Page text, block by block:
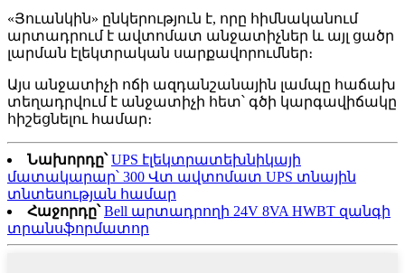
«Յուանկին» ընկերություն է, որը հիմնականում
արտադրում է ավտոմատ անջատիչներ և այլ ցածր
լարման էլեկտրական սարքավորումներ։
Այս անջատիչի ոճի ազդանշանային լամպը հաճախ
տեղադրվում է անջատիչի հետ՝ գծի կարգավիճակը
հիշեցնելու համար։
Նախորդը՝ UPS էլեկտրատեխնիկայի
մատակարար՝ 300 Վտ ավտոմատ UPS տնային
տնտեսության համար
Հաջորդը՝ Bell արտադրողի 24V 8VA HWBT զանգի
տրանսֆորմատոր